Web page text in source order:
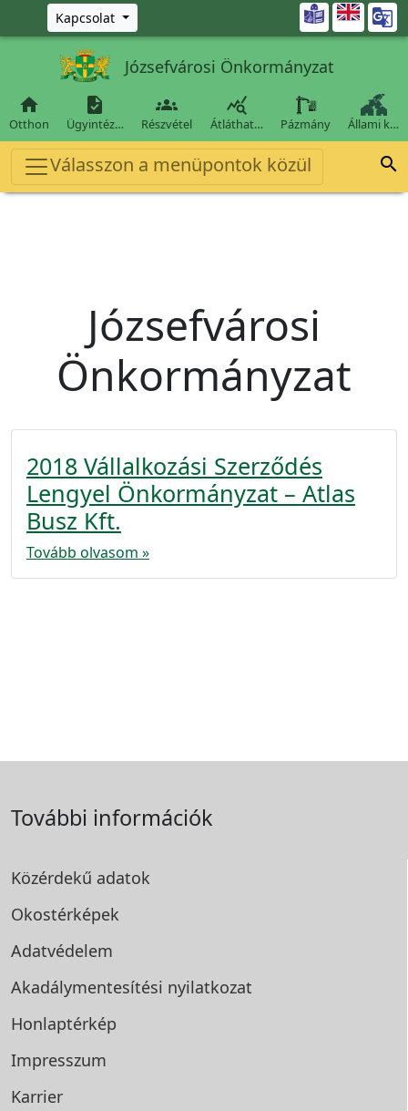
Ugrás a fő tartalomra
Kapcsolat 
Józsefvárosi Önkormányzat

Otthon

Ügyintéz…

Részvétel

Átláthat… Pázmány Állami k…
Válasszon a menüpontok közül 
Józsefvárosi
Önkormányzat
2018 Vállalkozási Szerződés
Lengyel Önkormányzat – Atlas
Busz Kft.
Tovább olvasom »
További információk
Közérdekű adatok
Okostérképek
Adatvédelem
Akadálymentesítési nyilatkozat
Honlaptérkép
Impresszum
Karrier